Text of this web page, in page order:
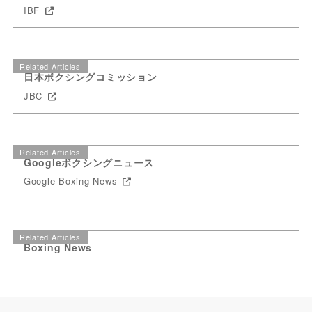
IBF
Related Articles
日本ボクシングコミッション
JBC
Related Articles
Googleボクシングニュース
Google Boxing News
Related Articles
Boxing News